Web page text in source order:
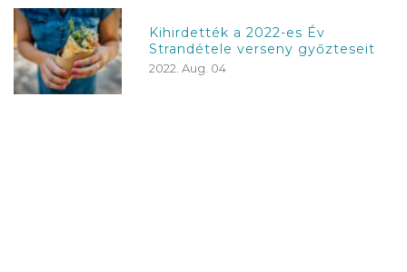
Kihirdették a 2022-es Év
Strandétele verseny győzteseit
2022. Aug. 04